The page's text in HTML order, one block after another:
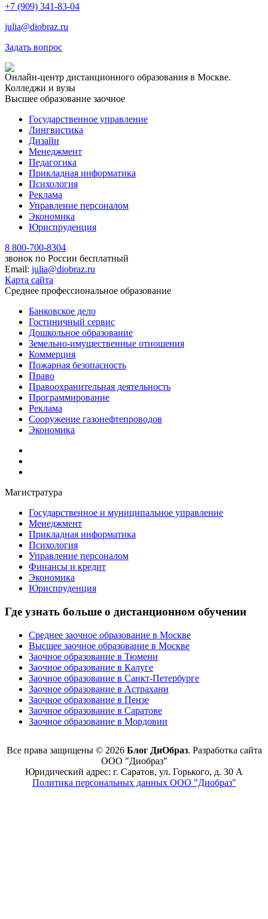
+7 (909) 341-83-04
julia@diobraz.ru
Задать вопрос
Онлайн-центр дистанционного образования в Москве.
Колледжи и вузы
Высшее образование заочное
Государственное управление
Лингвистика
Дизайн
Менеджмент
Педагогика
Прикладная информатика
Психология
Реклама
Управление персоналом
Экономика
Юриспруденция
8 800-700-8304
звонок по России бесплатный
Email: julia@diobraz.ru
Карта сайта
Среднее профессиональное образование
Банковское дело
Гостиничный сервис
Дошкольное образование
Земельно-имущественные отношения
Коммерция
Пожарная безопасность
Право
Правоохранительная деятельность
Программирование
Реклама
Сооружение газонефтепроводов
Экономика
Магистратура
Государственное и муниципальное управление
Менеджмент
Прикладная информатика
Психология
Управление персоналом
Финансы и кредит
Экономика
Юриспруденция
Где узнать больше о дистанционном обучении
Среднее заочное образование в Москве
Высшее заочное образование в Москве
Заочное образование в Тюмени
Заочное образование в Калуге
Заочное образование в Санкт-Петербурге
Заочное образование в Астрахани
Заочное образование в Пензе
Заочное образование в Саратове
Заочное образование в Мордовии
Все права защищены © 2026 Блог ДиОбраз. Разработка сайта
ООО "Диобраз"
Юридический адрес: г. Саратов, ул. Горького, д. 30 А
Политика персональных данных ООО "Диобраз"